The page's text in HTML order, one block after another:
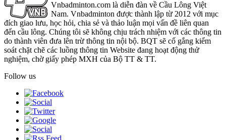
Vnbadminton.com là diễn đàn về Cầu Lông Việt
Nam. Vnbadminton được thành lập từ 2012 với mục
đích giao lưu, học hỏi, chia sẻ và thảo luận mọi vấn đề liên quan
đến cầu lông. Chúng tôi sẽ không chịu trách nhiệm với các thông tin
do thành viên đưa lên trừ thông tin nội bộ. BQT sẽ cố gắng kiểm
soát chặt chẽ các luồng thông tin Website đang hoạt động thử
nghiệm, chờ giấy phép MXH của Bộ TT & TT.
Follow us